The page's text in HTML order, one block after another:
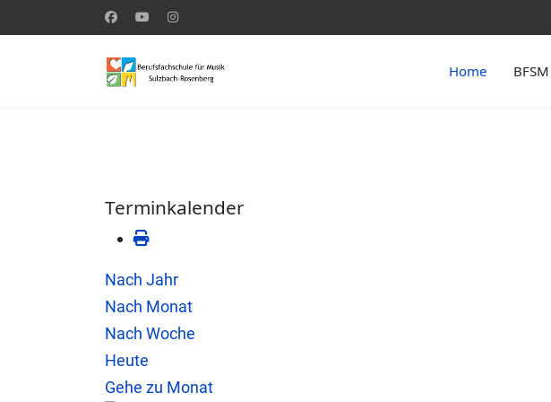
Home BFSM
Terminkalender
Nach Jahr
Nach Monat
Nach Woche
Heute
Gehe zu Monat